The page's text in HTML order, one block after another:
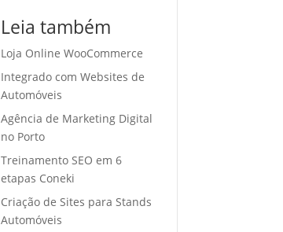
Leia também
Loja Online WooCommerce
Integrado com Websites de
Automóveis
Agência de Marketing Digital
no Porto
Treinamento SEO em 6
etapas Coneki
Criação de Sites para Stands
Automóveis